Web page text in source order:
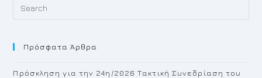
Πρόσφατα Άρθρα
Πρόσκληση για την 24η/2026 Τακτική Συνεδρίαση του